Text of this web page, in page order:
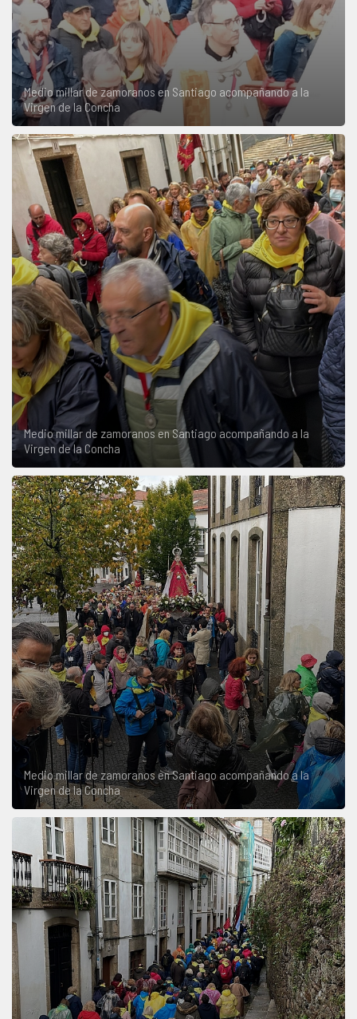
Medio millar de zamoranos en Santiago acompañando a la
Virgen de la Concha
Medio millar de zamoranos en Santiago acompañando a la
Virgen de la Concha
Medio millar de zamoranos en Santiago acompañando a la
Virgen de la Concha